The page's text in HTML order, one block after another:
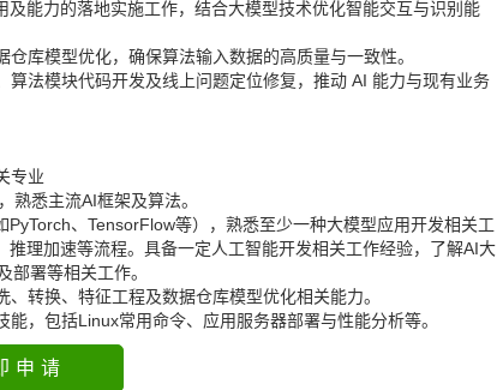
能力的落地实施工作，结合大模型技术优化智能交互与识别能
库模型优化，确保算法输入数据的高质量与一致性。
法模块代码开发及线上问题定位修复，推动 AI 能力与现有业务
专业
熟悉主流AI框架及算法。
、TensorFlow等），熟悉至少一种大模型应用开发相关工
理加速等流程。具备一定人工智能开发相关工作经验，了解AI大
署等相关工作。
转换、特征工程及数据仓库模型优化相关能力。
，包括Linux常用命令、应用服务器部署与性能分析等。
申请